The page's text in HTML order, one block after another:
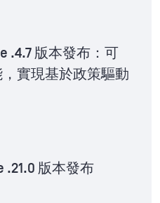
.4.7 版本發布：可
實現基於政策驅動
.21.0 版本發布